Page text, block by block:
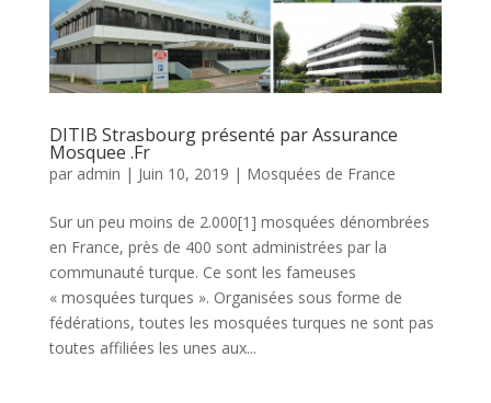
DITIB Strasbourg présenté par Assurance
Mosquee .Fr
par admin | Juin 10, 2019 | Mosquées de France
Sur un peu moins de 2.000[1] mosquées dénombrées
en France, près de 400 sont administrées par la
communauté turque. Ce sont les fameuses
« mosquées turques ». Organisées sous forme de
fédérations, toutes les mosquées turques ne sont pas
toutes affiliées les unes aux...